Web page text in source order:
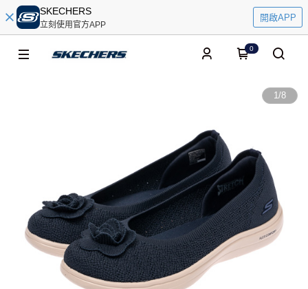
SKECHERS
立刻使用官方APP
開啟APP
0
1/8